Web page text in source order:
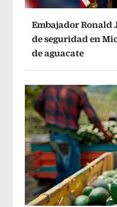
Embajador Ronald
de seguridad en
de aguacate